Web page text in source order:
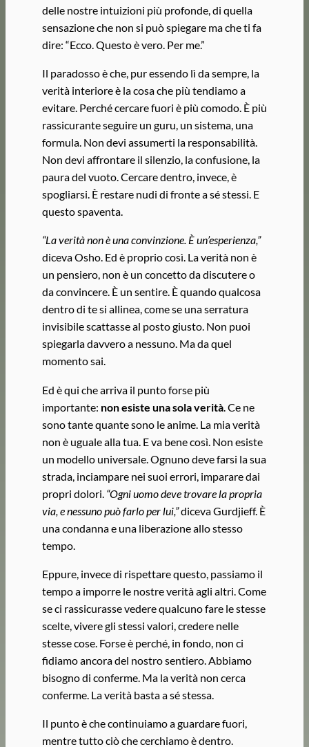
delle nostre intuizioni più profonde, di quella
sensazione che non si può spiegare ma che ti fa
dire: “Ecco. Questo è vero. Per me.”
Il paradosso è che, pur essendo lì da sempre, la
verità interiore è la cosa che più tendiamo a
evitare. Perché cercare fuori è più comodo. È più
rassicurante seguire un guru, un sistema, una
formula. Non devi assumerti la responsabilità.
Non devi affrontare il silenzio, la confusione, la
paura del vuoto. Cercare dentro, invece, è
spogliarsi. È restare nudi di fronte a sé stessi. E
questo spaventa.
“La verità non è una convinzione. È un’esperienza,”
diceva Osho. Ed è proprio così. La verità non è
un pensiero, non è un concetto da discutere o
da convincere. È un sentire. È quando qualcosa
dentro di te si allinea, come se una serratura
invisibile scattasse al posto giusto. Non puoi
spiegarla davvero a nessuno. Ma da quel
momento sai.
Ed è qui che arriva il punto forse più
importante: non esiste una sola verità. Ce ne
sono tante quante sono le anime. La mia verità
non è uguale alla tua. E va bene così. Non esiste
un modello universale. Ognuno deve farsi la sua
strada, inciampare nei suoi errori, imparare dai
propri dolori. “Ogni uomo deve trovare la propria
via, e nessuno può farlo per lui,”diceva Gurdjieff. È
una condanna e una liberazione allo stesso
tempo.
Eppure, invece di rispettare questo, passiamo il
tempo a imporre le nostre verità agli altri. Come
se ci rassicurasse vedere qualcuno fare le stesse
scelte, vivere gli stessi valori, credere nelle
stesse cose. Forse è perché, in fondo, non ci
fidiamo ancora del nostro sentiero. Abbiamo
bisogno di conferme. Ma la verità non cerca
conferme. La verità basta a sé stessa.
Il punto è che continuiamo a guardare fuori,
mentre tutto ciò che cerchiamo è dentro.